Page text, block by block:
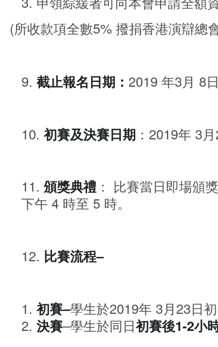
(所收款項全數5% 撥捐香港演辯總
截止報名日期： 2019 年3月 8
初賽及決賽日期 ：2019年 3
頒獎典禮 ： 比賽當日即場頒
下午 4 時至 5 時。
比賽流程–
初賽–學生於2019年 3月23日
決賽–學生於同日初賽後1-2小